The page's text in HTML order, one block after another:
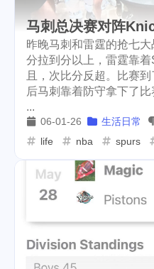
马刺总决赛对阵
昨晚马刺和雷霆的抢七
分拉到分以上，雷霆靠
且，次比分反超。比赛
后马刺靠着防守拿下了
...
06-01-26 生活日常
life
nba spurs